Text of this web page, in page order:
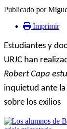
Publicado por
Imprimir
Estudiantes y
URJC han
Robert Capa
inquietud ante
sobre los exilios